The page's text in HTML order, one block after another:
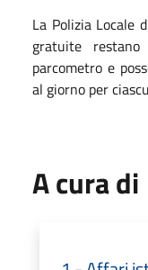
La Polizia Locale
gratuite
parcometro e
al giorno per
A cura di